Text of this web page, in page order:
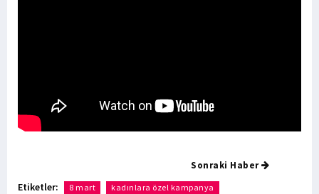
Sonraki Haber
Etiketler: 8 mart kadınlara özel kampanya